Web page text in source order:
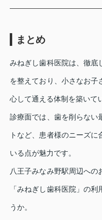
まとめ
みねぎし歯科医院は、徹底
を整えており、小さなお子
心して通える体制を築いて
診療面では、歯を削らない
トなど、患者様のニーズ
いる点が魅力です。
八王子みなみ野駅周辺への
「みねぎし歯科医院」の
うか。